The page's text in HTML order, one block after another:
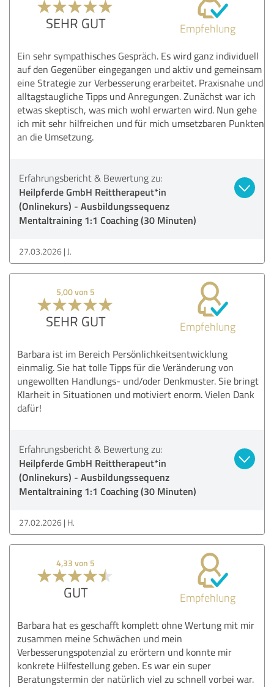
SEHR GUT Empfehlung
Ein sehr sympathisches Gespräch. Es wird ganz individuell
auf den Gegenüber eingegangen und aktiv und gemeinsam
eine Strategie zur Verbesserung erarbeitet. Praxisnahe und
alltagstaugliche Tipps und Anregungen. Zunächst war ich
etwas skeptisch, was mich wohl erwarten wird. Nun gehe
ich mit sehr hilfreichen und für mich umsetzbaren Punkten
an die Umsetzung.
Erfahrungsbericht & Bewertung zu:
Heilpferde GmbH Reittherapeut*in
(Onlinekurs) - Ausbildungssequenz
Mentaltraining 1:1 Coaching (30 Minuten)
27.03.2026 J.
5,00 von 5
SEHR GUT Empfehlung
Barbara ist im Bereich Persönlichkeitsentwicklung
einmalig. Sie hat tolle Tipps für die Veränderung von
ungewollten Handlungs- und/oder Denkmuster. Sie bringt
Klarheit in Situationen und motiviert enorm. Vielen Dank
dafür!
Erfahrungsbericht & Bewertung zu:
Heilpferde GmbH Reittherapeut*in
(Onlinekurs) - Ausbildungssequenz
Mentaltraining 1:1 Coaching (30 Minuten)
27.02.2026 H.
4,33 von 5
GUT Empfehlung
Barbara hat es geschafft komplett ohne Wertung mit mir
zusammen meine Schwächen und mein
Verbesserungspotenzial zu erörtern und konnte mir
konkrete Hilfestellung geben. Es war ein super
Beratungstermin der natürlich viel zu schnell vorbei war.